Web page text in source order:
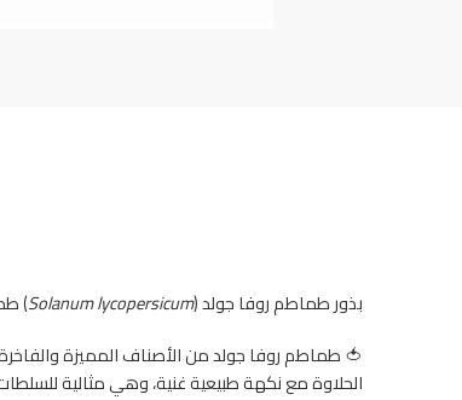
بذور طماطم روفا جولد (Solanum lycopersicum
)
🍅 طماطم روفا جولد من الأصناف المميزة
الحلاوة مع نكهة طبيعية غنية، وهي مثالية للسلطات